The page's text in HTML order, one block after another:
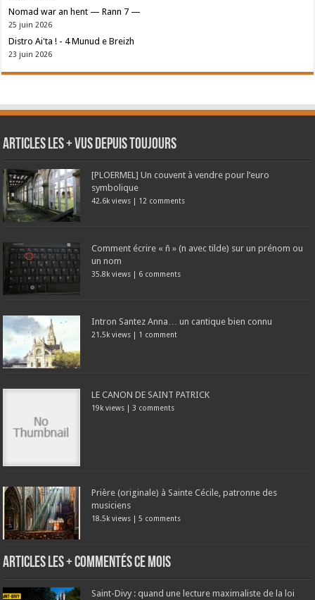
Nomad war an hent — Rann 7 —
25 juin 2026
Distro Ai'ta ! - 4 Munud e Breizh
23 juin 2026
Articles les + vus depuis toujours
[PLOERMEL] Un couvent à vendre pour l’euro
symbolique
42.6k views | 12 comments
Comment écrire « ñ » (n avec tilde) sur un prénom ou
un nom
35.8k views | 6 comments
Intron Santez Anna… un cantique bien connu
21.5k views | 1 comment
LE CANON DE SAINT PATRICK
19k views | 3 comments
Prière (originale) à Sainte Cécile, patronne des
musiciens
18.5k views |5 comments
Articles les + commentés ce mois
Saint-Divy : quand une lecture maximaliste de la loi